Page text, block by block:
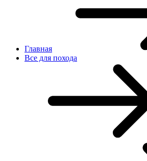
Главная
Все для похода